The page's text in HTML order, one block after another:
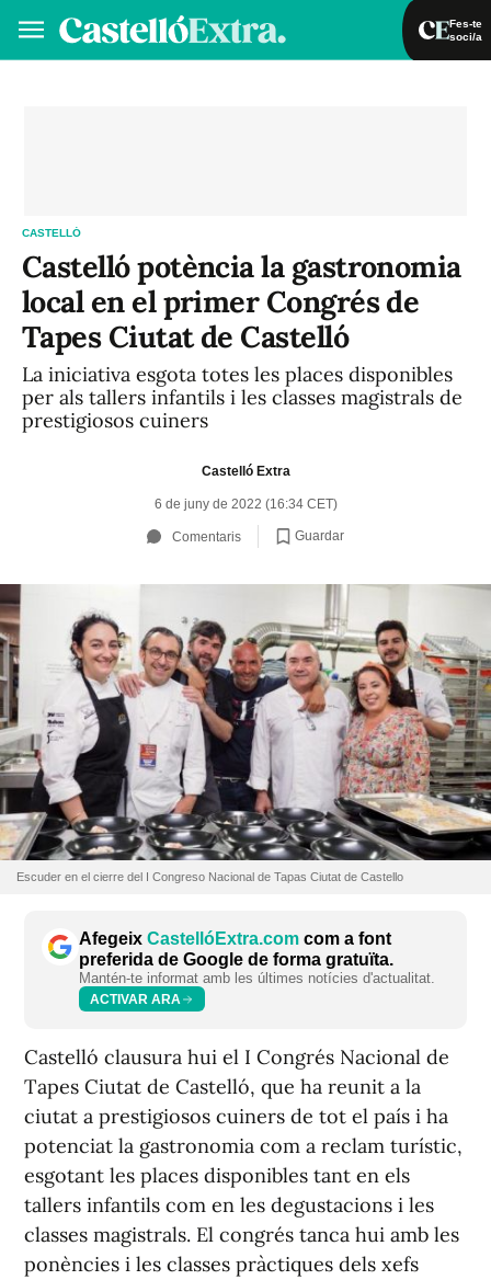
Fes-te
soci/a
CASTELLÓ
Castelló potència la gastronomia
local en el primer Congrés de
Tapes Ciutat de Castelló
La iniciativa esgota totes les places disponibles
per als tallers infantils i les classes magistrals de
prestigiosos cuiners
Castelló Extra
6 de juny de 2022 (16:34 CET)
Comentaris Guardar
Escuder en el cierre del I Congreso Nacional de Tapas Ciutat de Castello
Afegeix CastellóExtra.com com a font
preferida de Google de forma gratuïta.
Mantén-te informat amb les últimes notícies d'actualitat.
ACTIVAR ARA
Castelló clausura hui el I Congrés Nacional de
Tapes Ciutat de Castelló, que ha reunit a la
ciutat a prestigiosos cuiners de tot el país i ha
potenciat la gastronomia com a reclam turístic,
esgotant les places disponibles tant en els
tallers infantils com en les degustacions i les
classes magistrals. El congrés tanca hui amb les
ponències i les classes pràctiques dels xefs